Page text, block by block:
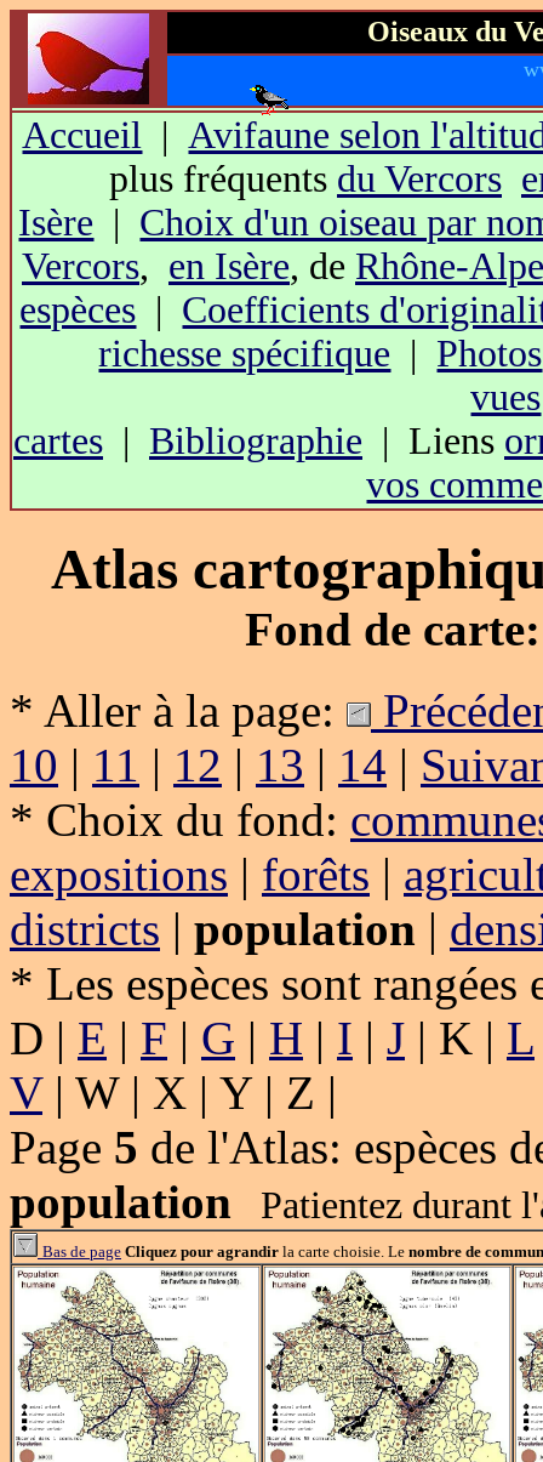
Oiseaux du
Accueil |Avifaune selon
plus fréquents du Vercors
Isère | Choix d'un oiseau par
Vercors, en Isère, de Rhône-
espèces | Coefficients
richesse spécifique | Photos
vues
cartes | Bibliographie | Liens
vos
Atlas
Fond de
* Aller à la page:
10 | 11 | 12 | 13 | 14 |
* Choix du fond:
expositions | forêts |
districts | population |
* Les espèces sont
D | E | F | G | H | I | J | K | L
V| W | X | Y | Z |
Page 5 de l'Atlas: espèces
population Patientez durant
Bas de page Cliquez pour agrandir la carte choisie. Le nombre de